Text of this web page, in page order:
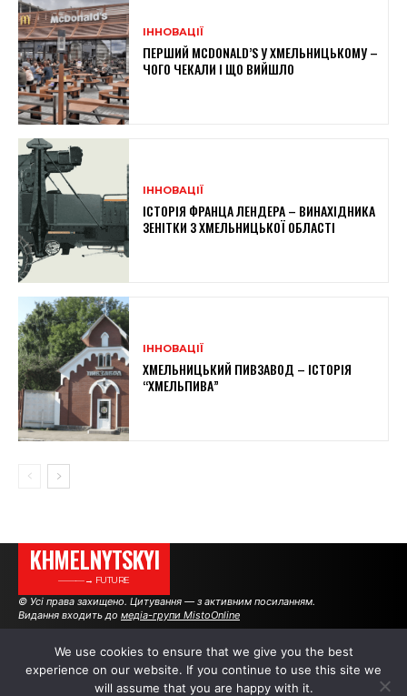
ІННОВАЦІЇ
ПЕРШИЙ MCDONALD’S У ХМЕЛЬНИЦЬКОМУ –
ЧОГО ЧЕКАЛИ І ЩО ВИЙШЛО
ІННОВАЦІЇ
ІСТОРІЯ ФРАНЦА ЛЕНДЕРА – ВИНАХІДНИКА
ЗЕНІТКИ З ХМЕЛЬНИЦЬКОЇ ОБЛАСТІ
ІННОВАЦІЇ
ХМЕЛЬНИЦЬКИЙ ПИВЗАВОД – ІСТОРІЯ
“ХМЕЛЬПИВА”
KHMELNYTSKYI
———→ FUTURE
© Усі права захищено. Цитування — з активним посиланням.
Видання входить до медіа-групи MistoOnline
АВТОРИ РЕКЛАМА НА САЙТІ
We use cookies to ensure that we give you the best
experience on our website. If you continue to use this site we
will assume that you are happy with it.